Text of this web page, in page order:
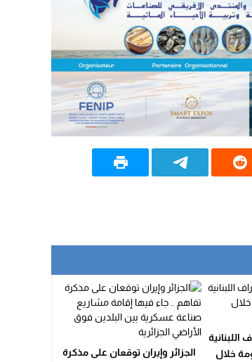
خلال
الجزائر وإيران توقعان على مذكرة